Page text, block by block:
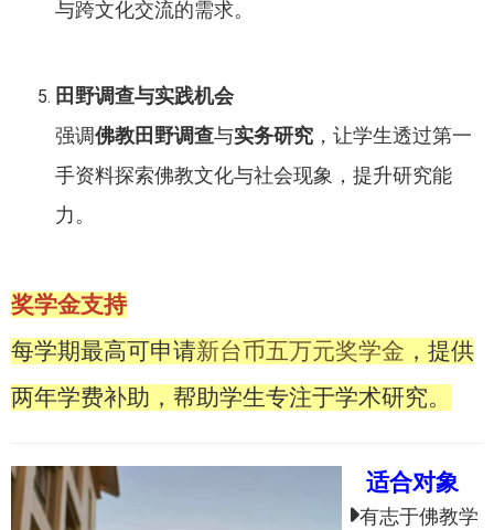
与跨文化交流的需求。
田野调查与实践机会
强调佛教田野调查与实务研究 ，让学生透过第一
手资料探索佛教文化与社会现象，提升研究能
力。
奖学金支持
每学期最高可申请新台币五万元奖学金 ，提供
两年学费补助，帮助学生专注于学术研究。
适合对象
有志于佛教学